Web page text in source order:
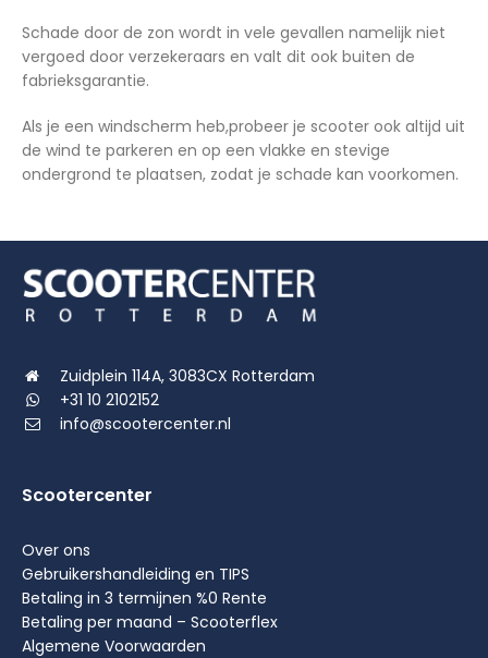
Schade door de zon wordt in vele gevallen namelijk niet
vergoed door verzekeraars en valt dit ook buiten de
fabrieksgarantie.
Als je een windscherm heb,probeer je scooter ook altijd uit
de wind te parkeren en op een vlakke en stevige
ondergrond te plaatsen, zodat je schade kan voorkomen.
Zuidplein 114A, 3083CX Rotterdam
+31 10 2102152
info@scootercenter.nl
Scootercenter
Over ons
Gebruikershandleiding en TIPS
Betaling in 3 termijnen %0 Rente
Betaling per maand – Scooterflex
Algemene Voorwaarden